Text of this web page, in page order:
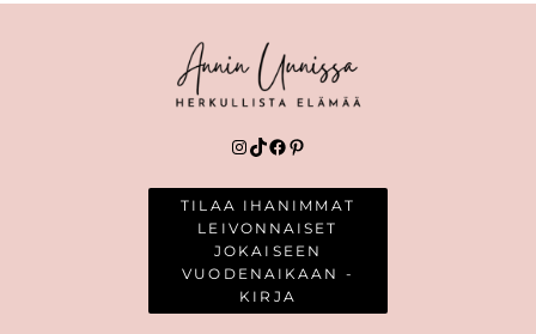
Instagram
TikTok
Facebook
Pinterest
TILAA IHANIMMAT
LEIVONNAISET
JOKAISEEN
VUODENAIKAAN -
KIRJA